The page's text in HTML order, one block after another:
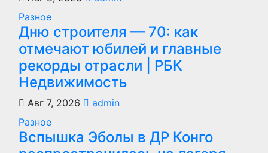
Разное
Дню строителя — 70: как
отмечают юбилей и главные
рекорды отрасли | РБК
Недвижимость
Авг 7, 2026
admin
Разное
Вспышка Эболы в ДР Конго